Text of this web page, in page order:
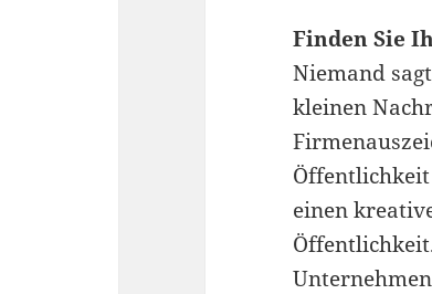
Finden Sie
Niemand
kleinen
einen